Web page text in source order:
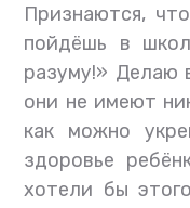
Признаются,
пойдёшь в
разуму!» Делаю
они не имеют
как можно
здоровье
хотели бы